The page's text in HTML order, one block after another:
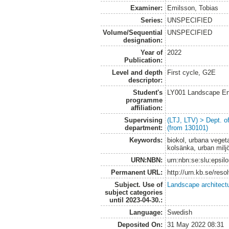
Examiner:
Emilsson, Tobias
Series:
UNSPECIFIED
Volume/Sequential
designation:
UNSPECIFIED
Year of
Publication:
2022
Level and depth
descriptor:
First cycle, G2E
Student's
programme
affiliation:
LY001 Landscape
Supervising
department:
(LTJ, LTV) > Dept.
(from 130101)
Keywords:
biokol, urbana
kolsänka, urban
URN:NBN:
Permanent URL:
http://urn.kb.se/
Subject. Use of
subject categories
until 2023-04-30.:
Landscape
Language:
Swedish
Deposited On:
31 May 2022 08:31